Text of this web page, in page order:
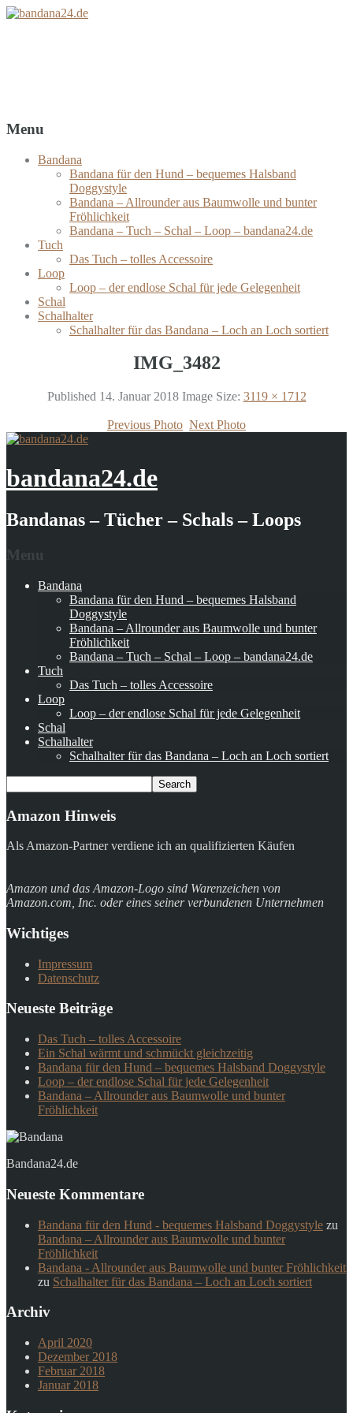
Menu
Bandana
Bandana für den Hund – bequemes Halsband
Doggystyle
Bandana – Allrounder aus Baumwolle und bunter
Fröhlichkeit
Bandana – Tuch – Schal – Loop – bandana24.de
Tuch
Das Tuch – tolles Accessoire
Loop
Loop – der endlose Schal für jede Gelegenheit
Schal
Schalhalter
Schalhalter für das Bandana – Loch an Loch sortiert
IMG_3482
Published 14. Januar 2018 Image Size: 3119 × 1712
Previous Photo Next Photo
bandana24.de
Bandanas – Tücher – Schals – Loops
Menu
Bandana
Bandana für den Hund – bequemes Halsband
Doggystyle
Bandana – Allrounder aus Baumwolle und bunter
Fröhlichkeit
Bandana – Tuch – Schal – Loop – bandana24.de
Tuch
Das Tuch – tolles Accessoire
Loop
Loop – der endlose Schal für jede Gelegenheit
Schal
Schalhalter
Schalhalter für das Bandana – Loch an Loch sortiert
Amazon Hinweis
Als Amazon-Partner verdiene ich an qualifizierten Käufen
Amazon und das Amazon-Logo sind Warenzeichen von
Amazon.com, Inc. oder eines seiner verbundenen Unternehmen
Wichtiges
Impressum
Datenschutz
Neueste Beiträge
Das Tuch – tolles Accessoire
Ein Schal wärmt und schmückt gleichzeitig
Bandana für den Hund – bequemes Halsband Doggystyle
Loop – der endlose Schal für jede Gelegenheit
Bandana – Allrounder aus Baumwolle und bunter
Fröhlichkeit
Bandana24.de
Neueste Kommentare
Bandana für den Hund - bequemes Halsband Doggystyle zu
Bandana – Allrounder aus Baumwolle und bunter
Fröhlichkeit
Bandana - Allrounder aus Baumwolle und bunter Fröhlichkeit
zu Schalhalter für das Bandana – Loch an Loch sortiert
Archiv
April 2020
Dezember 2018
Februar 2018
Januar 2018